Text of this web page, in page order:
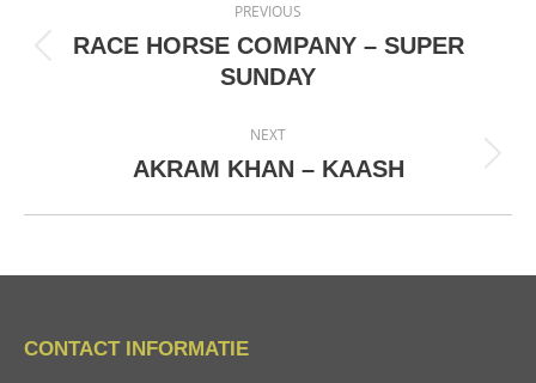
navigation
PREVIOUS
Previous
project:
RACE HORSE COMPANY – SUPER
SUNDAY
NEXT
Next
AKRAM KHAN – KAASH
CONTACT INFORMATIE